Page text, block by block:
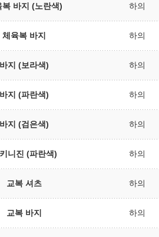
복 바지 (노란색) 하의
체육복 바지 하의
바지 (보라색) 하의
바지 (파란색) 하의
바지 (검은색) 하의
니진 (파란색) 하의
교복 셔츠 하의
교복 바지 하의